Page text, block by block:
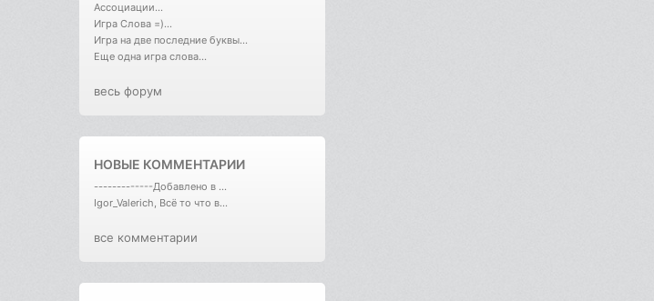
Ассоциации...
Игра Слова =)...
Игра на две последние буквы...
Еще одна игра слова...
весь форум
НОВЫЕ КОММЕНТАРИИ
-------------Добавлено в ...
Igor_Valerich, Всё то что в...
все комментарии